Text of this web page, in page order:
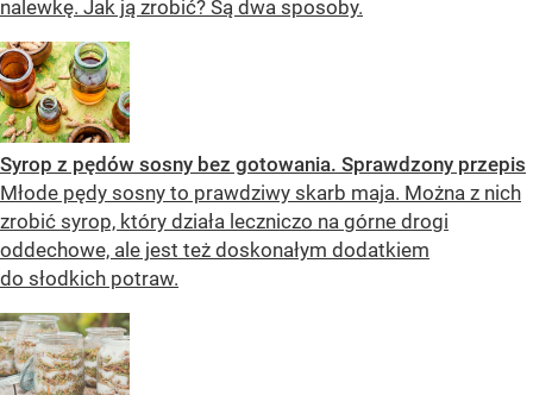
nalewkę. Jak ją zrobić? Są dwa sposoby.
Syrop z pędów sosny bez gotowania. Sprawdzony przepis
Młode pędy sosny to prawdziwy skarb maja. Można z nich
zrobić syrop, który działa leczniczo na górne drogi
oddechowe, ale jest też doskonałym dodatkiem
do słodkich potraw.